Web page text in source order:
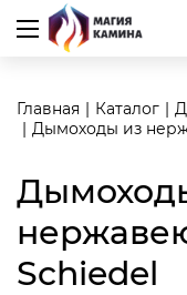
Главная Каталог
Дымоходы из
Schiedel